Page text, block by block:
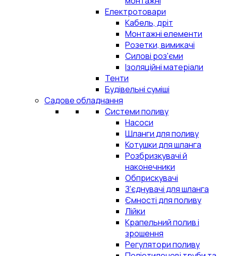
Електротовари
Кабель, дріт
Монтажні елементи
Розетки, вимикачі
Силові роз'єми
Ізоляційні матеріали
Тенти
Будівельні суміші
Садове обладнання
Системи поливу
Насоси
Шланги для поливу
Котушки для шланга
Розбризкувачі й
наконечники
Обприскувачі
З'єднувачі для шланга
Ємності для поливу
Лійки
Крапельний полив і
зрошення
Регулятори поливу